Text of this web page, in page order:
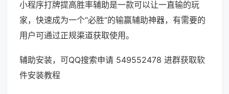
小程序打牌提高胜率辅助是一款可以让一直输的玩
家，快速成为一个“必胜”的输赢辅助神器，有需要的
用户可通过正规渠道获取使用。
辅助安装，可QQ搜索申请 549552478 进群获取软
件安装教程